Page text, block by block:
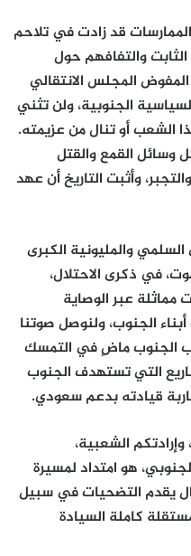
قد زادت في تلاحم
والتفافهم حول
المجلس الانتقالي
الجنوبية، ولن تثني
الشعب أو تنال من عزيمته.
وسائل القمع والقتل
وأثبت التاريخ أن عهد
السلمي والمليونية الكبرى
في ذكرى الاحتلال،
مماثلة عبر الوصاية
الجنوب، ولنوصل صوتنا
الجنوب ماضٍ في التمسك
التي تستهدف الجنوب
قيادته بدعم سعودي.
الشعبية،
هو امتداد لمسيرة
يقدم التضحيات في سبيل
كاملة السيادة